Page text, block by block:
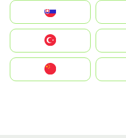
United States
中國香港特別行政區